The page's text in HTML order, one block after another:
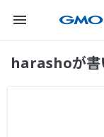
メニューを開く
harashoが書